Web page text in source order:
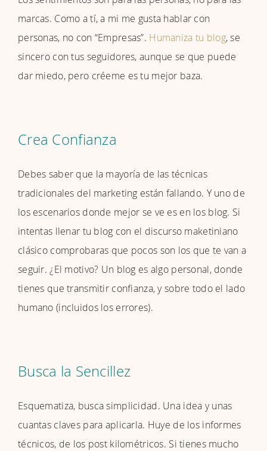
marcas. Como a tí, a mi me gusta hablar con
personas, no con “Empresas”. Humaniza tu blog, se
sincero con tus seguidores, aunque se que puede
dar miedo, pero créeme es tu mejor baza.
Crea Confianza
Debes saber que la mayoría de las técnicas
tradicionales del marketing están fallando. Y uno de
los escenarios donde mejor se ve es en los blog. Si
intentas llenar tu blog con el discurso maketiniano
clásico comprobaras que pocos son los que te van a
seguir. ¿El motivo? Un blog es algo personal, donde
tienes que transmitir confianza, y sobre todo el lado
humano (incluidos los errores).
Busca la Sencillez
Esquematiza, busca simplicidad. Una idea y unas
cuantas claves para aplicarla. Huye de los informes
técnicos, de los post kilométricos. Si tienes mucho